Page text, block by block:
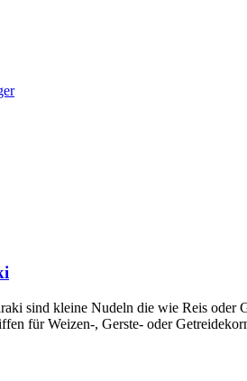
sind kleine Nudeln die wie Reis oder
für Weizen-, Gerste- oder